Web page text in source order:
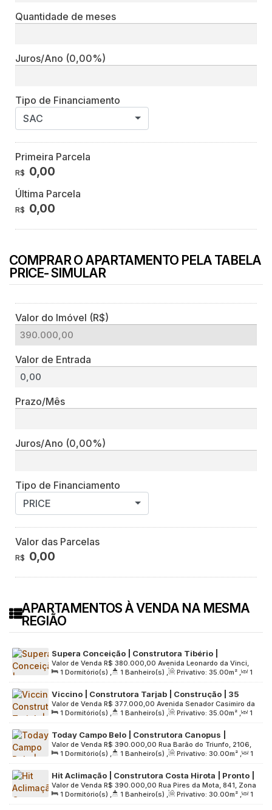
Quantidade de meses
Juros/Ano (0,00%)
Tipo de Financiamento
SAC
Primeira Parcela
R$ 0,00
Última Parcela
R$ 0,00
COMPRAR O APARTAMENTO PELA TABELA
PRICE- SIMULAR
Valor do Imóvel (R$)
Valor de Entrada
Prazo/Mês
Juros/Ano (0,00%)
Tipo de Financiamento
PRICE
Valor das Parcelas
R$ 0,00
APARTAMENTOS À VENDA NA MESMA
REGIÃO
Supera Conceição | Construtora Tibério |
Construção | 35 metros | 01 dormitório | varanda |
01 vaga moto
R$ 380.000,00
Valor de Venda
Avenida Leonardo da Vinci,
1328, Zona Sul, 04313-001, Vila Guarani (Z Sul), São Paulo,
São Paulo, Brasil
1 Dormitório(s) , 1 Banheiro(s) , Privativo: 35.00m² ,
1
Sala(s) , 1 Vaga(s) , Útil: 35.00m² , Terreno: 3333.00m²
Viccino | Construtora Tarjab | Construção | 35
metros | 01 dormitório | com varanda | sem vaga
R$ 377.000,00
Valor de Venda
Avenida Senador Casimiro da
Rocha, 683, Zona Sul, 04047-001, Mirandópolis, São Paulo,
São Paulo, Brasil
1 Dormitório(s) , 1 Banheiro(s) , Privativo: 35.00m² ,
1
Sala(s) , Útil: 35.00m² , Terreno: 3004.00m²
Today Campo Belo | Construtora Canopus |
Construção | 30 metros | 01 suíte com varanda |
sem vaga
R$ 390.000,00
Valor de Venda
Rua Barão do Triunfo, 2106,
Zona Sul, 04602-007, Brooklin Paulista, São Paulo, São
Paulo, Brasil
1 Dormitório(s) , 1 Banheiro(s) , Privativo: 30.00m² ,
1
Sala(s) , Útil: 30.00m² , Terreno: 2280.00m²
Hit Aclimação | Construtora Costa Hirota | Pronto |
30 metros | 01 suíte | sem varanda e vaga
R$ 390.000,00
Valor de Venda
Rua Pires da Mota, 841, Zona
Central, 01529-001, Aclimação, São Paulo, São Paulo, Brasil
1 Dormitório(s) , 1 Banheiro(s) , Privativo: 30.00m² ,
1
Sala(s) , 1 Suíte(s) , Útil: 30.00m² , Terreno: 1138.00m²